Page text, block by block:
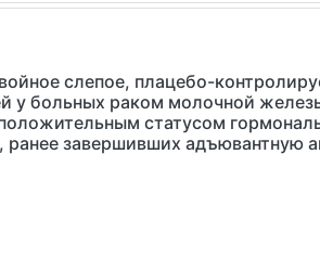
слепое, плацебо-
у больных раком молочной
статусом
завершивших адъювантную